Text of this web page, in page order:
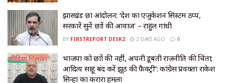
झारखंड छात्र आंदोलन: ‘देश का एजुकेशन सिस्टम ठप्प,
सरकारें सुनें छात्रों की आवाज’ – राहुल गांधी
BY FIRSTREPORT DESK2 2 DAYS AGO 0
भाजपा को छात्रों की नहीं, अपनी डूबती राजनीति की चिंता;
आदित्य साहू बंद करें झूठ की फैक्ट्री”: कांग्रेस प्रवक्ता राकेश
सिन्हा का करारा हमला